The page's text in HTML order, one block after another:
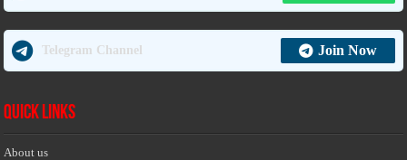
Telegram Channel Join Now
Quick Links
About us